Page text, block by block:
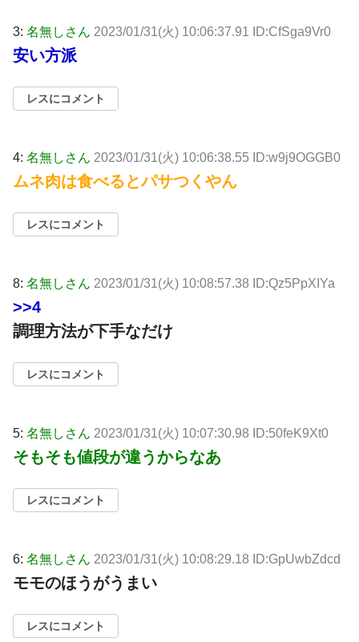
3: 名無しさん 2023/01/31(火) 10:06:37.91 ID:CfSga9Vr0
安い方派
レスにコメント
4: 名無しさん 2023/01/31(火) 10:06:38.55 ID:w9j9OGGB0
ムネ肉は食べるとパサつくやん
レスにコメント
8: 名無しさん 2023/01/31(火) 10:08:57.38 ID:Qz5PpXIYa
>>4
調理方法が下手なだけ
レスにコメント
5: 名無しさん 2023/01/31(火) 10:07:30.98 ID:50feK9Xt0
そもそも値段が違うからなあ
レスにコメント
6: 名無しさん 2023/01/31(火) 10:08:29.18 ID:GpUwbZdcd
モモのほうがうまい
レスにコメント